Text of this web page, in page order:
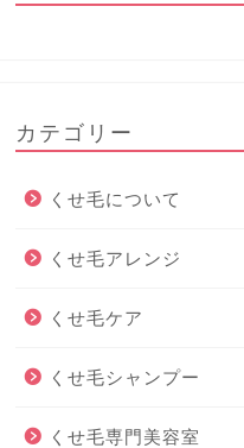
カテゴリー
くせ毛について
くせ毛アレンジ
くせ毛ケア
くせ毛シャンプー
くせ毛専門美容室